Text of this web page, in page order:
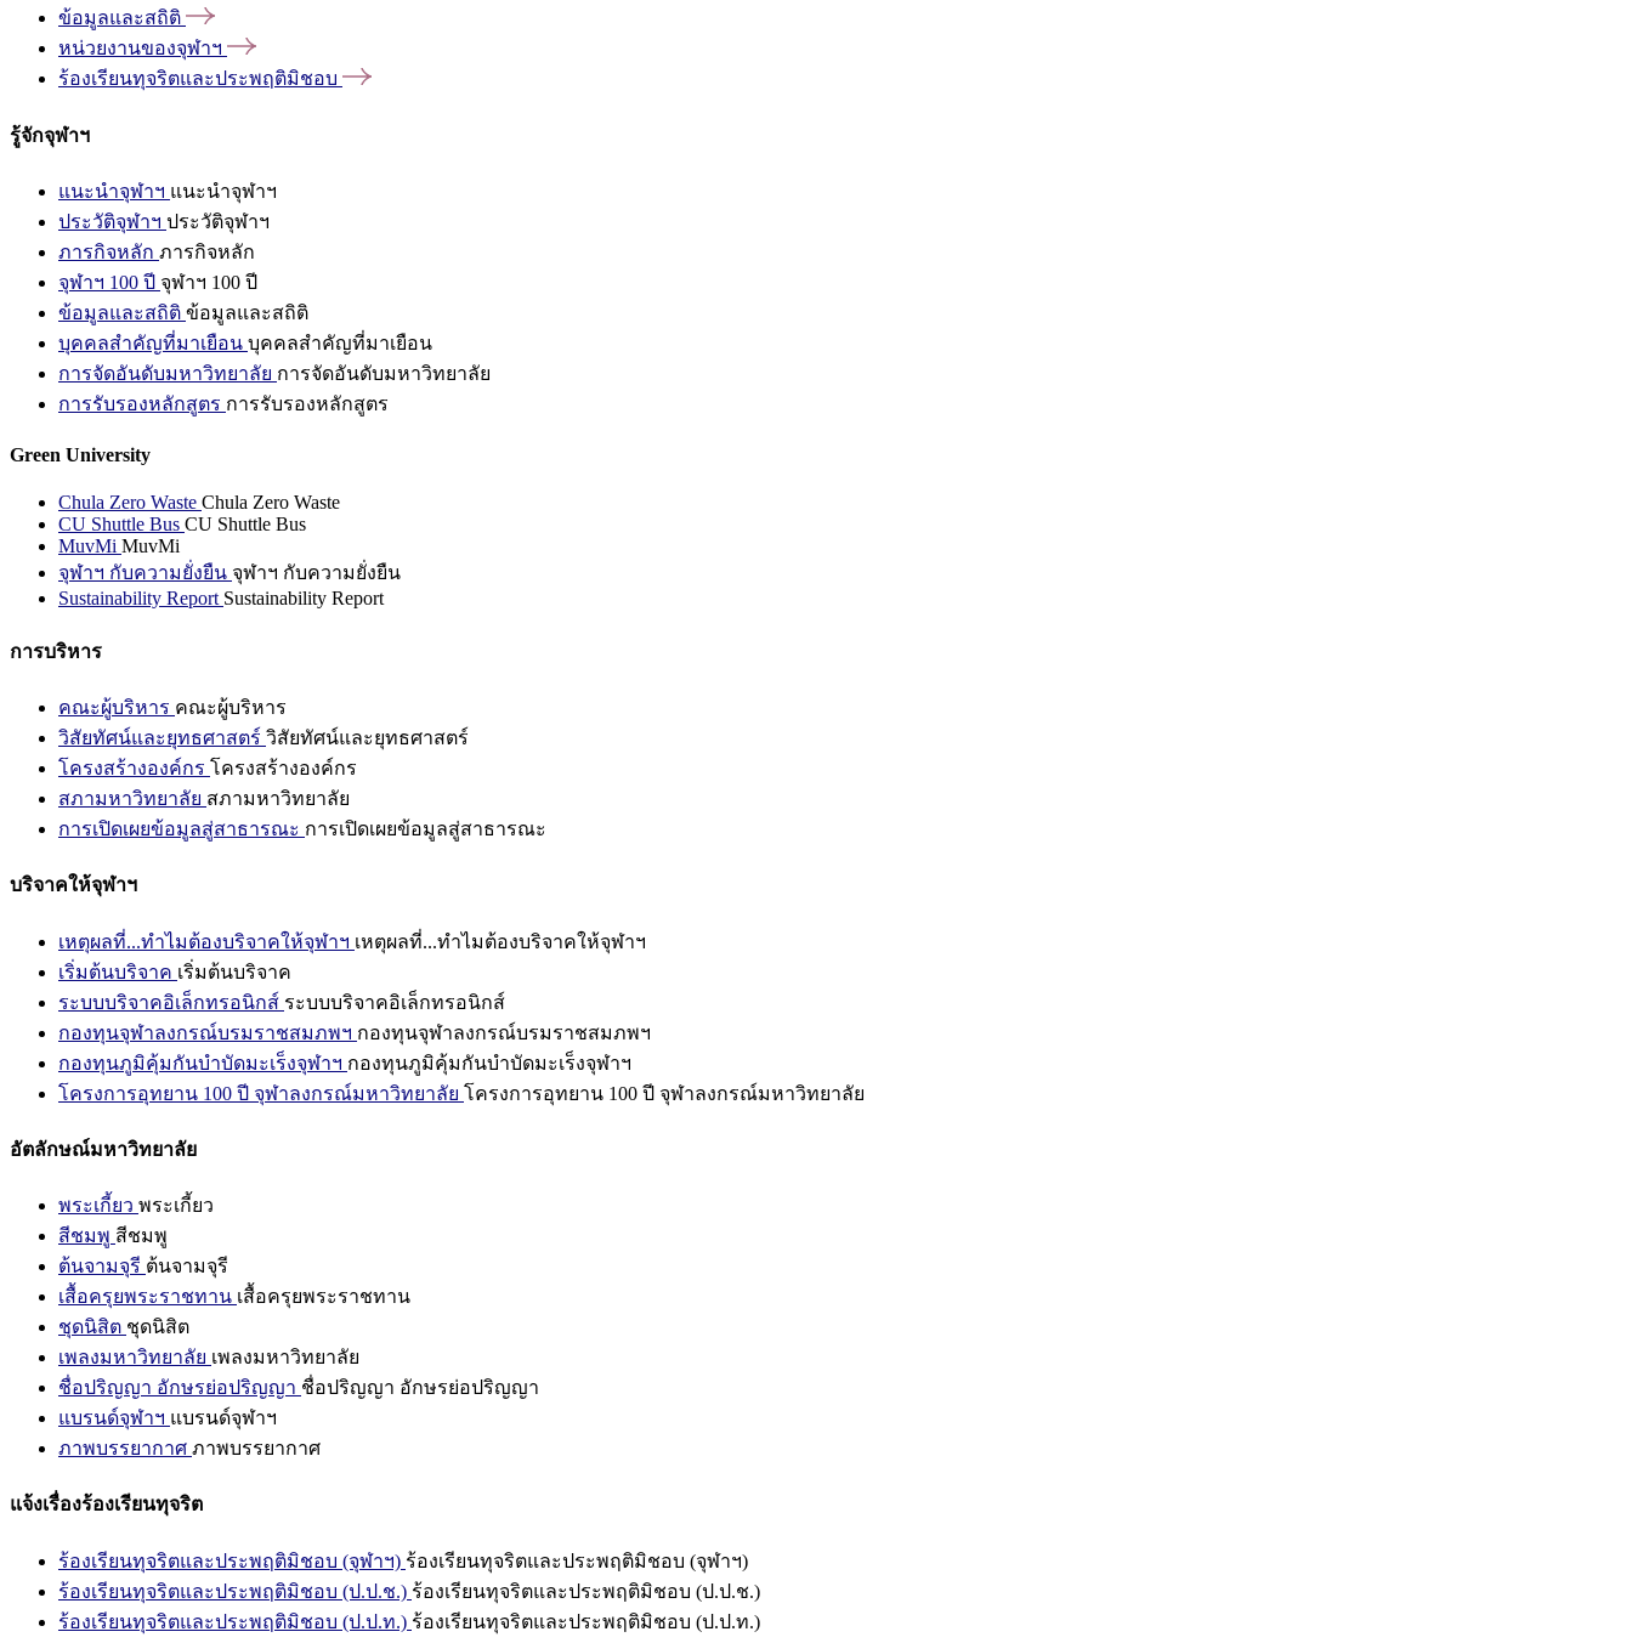
ข้อมูลและสถิติ
หน่วยงานของจุฬาฯ
ร้องเรียนทุจริตและประพฤติมิชอบ
รู้จักจุฬาฯ
แนะนำจุฬาฯ แนะนำจุฬาฯ
ประวัติจุฬาฯ ประวัติจุฬาฯ
ภารกิจหลัก ภารกิจหลัก
จุฬาฯ 100 ปี จุฬาฯ 100 ปี
ข้อมูลและสถิติ ข้อมูลและสถิติ
บุคคลสำคัญที่มาเยือน บุคคลสำคัญที่มาเยือน
การจัดอันดับมหาวิทยาลัย การจัดอันดับมหาวิทยาลัย
การรับรองหลักสูตร การรับรองหลักสูตร
Green University
Chula Zero Waste Chula Zero Waste
CU Shuttle Bus CU Shuttle Bus
MuvMi MuvMi
จุฬาฯ กับความยั่งยืน จุฬาฯ กับความยั่งยืน
Sustainability Report Sustainability Report
การบริหาร
คณะผู้บริหาร คณะผู้บริหาร
วิสัยทัศน์และยุทธศาสตร์ วิสัยทัศน์และยุทธศาสตร์
โครงสร้างองค์กร โครงสร้างองค์กร
สภามหาวิทยาลัย สภามหาวิทยาลัย
การเปิดเผยข้อมูลสู่สาธารณะ การเปิดเผยข้อมูลสู่สาธารณะ
บริจาคให้จุฬาฯ
เหตุผลที่...ทำไมต้องบริจาคให้จุฬาฯ เหตุผลที่...ทำไมต้องบริจาคให้จุฬาฯ
เริ่มต้นบริจาค เริ่มต้นบริจาค
ระบบบริจาคอิเล็กทรอนิกส์ ระบบบริจาคอิเล็กทรอนิกส์
กองทุนจุฬาลงกรณ์บรมราชสมภพฯ กองทุนจุฬาลงกรณ์บรมราชสมภพฯ
กองทุนภูมิคุ้มกันบำบัดมะเร็งจุฬาฯ กองทุนภูมิคุ้มกันบำบัดมะเร็งจุฬาฯ
โครงการอุทยาน 100 ปี จุฬาลงกรณ์มหาวิทยาลัย โครงการอุทยาน 100 ปี จุฬาลงกรณ์มหาวิทยาลัย
อัตลักษณ์มหาวิทยาลัย
พระเกี้ยว พระเกี้ยว
สีชมพู สีชมพู
ต้นจามจุรี ต้นจามจุรี
เสื้อครุยพระราชทาน เสื้อครุยพระราชทาน
ชุดนิสิต ชุดนิสิต
เพลงมหาวิทยาลัย เพลงมหาวิทยาลัย
ชื่อปริญญา อักษรย่อปริญญา ชื่อปริญญา อักษรย่อปริญญา
แบรนด์จุฬาฯ แบรนด์จุฬาฯ
ภาพบรรยากาศ ภาพบรรยากาศ
แจ้งเรื่องร้องเรียนทุจริต
ร้องเรียนทุจริตและประพฤติมิชอบ (จุฬาฯ) ร้องเรียนทุจริตและประพฤติมิชอบ (จุฬาฯ)
ร้องเรียนทุจริตและประพฤติมิชอบ (ป.ป.ช.) ร้องเรียนทุจริตและประพฤติมิชอบ (ป.ป.ช.)
ร้องเรียนทุจริตและประพฤติมิชอบ (ป.ป.ท.) ร้องเรียนทุจริตและประพฤติมิชอบ (ป.ป.ท.)